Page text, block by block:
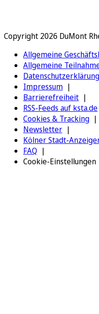
Copyright 2026 DuMont
Allgemeine
Allgemeine
Datenschutzerklärung
Impressum
Barrierefreiheit
RSS-Feeds auf ksta.de
Cookies & Tracking
Newsletter
Kölner Stadt-
FAQ
Cookie-Einstellungen